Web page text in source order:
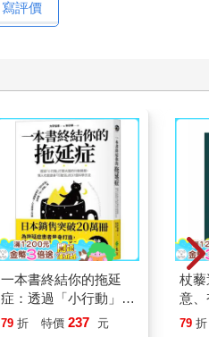
寫評價
一本書終結你的拖延
症：透過「小行動」打
開大腦的行動開關，懶
79 折 特價 237 元
杖
意
恭
79 折